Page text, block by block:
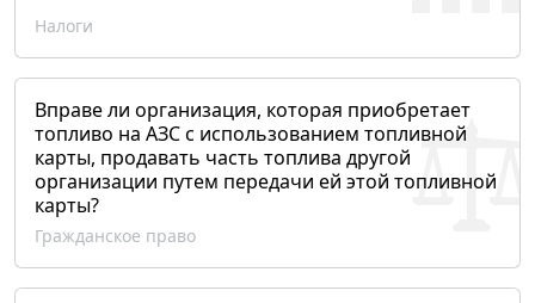
Налоги
Вправе ли организация, которая приобретает
топливо на АЗС с использованием топливной
карты, продавать часть топлива другой
организации путем передачи ей этой топливной
карты?
Гражданское право